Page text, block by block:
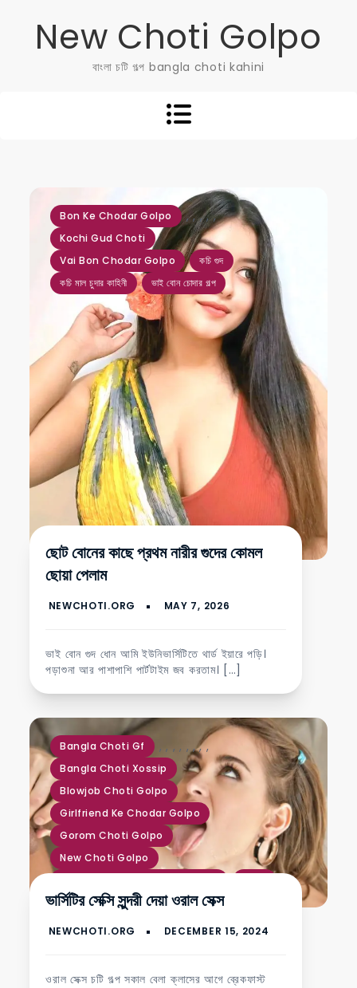
New Choti Golpo
বাংলা চটি গল্প bangla choti kahini
Bon Ke Chodar Golpo ,
Kochi Gud Choti
,
Vai Bon Chodar Golpo
,
কচি গুদ
,
কচি মাল চুদার কাহিনী
,
ভাই বোন চোদার গল্প
ছোট বোনের কাছে প্রথম নারীর গুদের কোমল
ছোয়া পেলাম
ভাই বোন গুদ ধোন আমি ইউনিভার্সিটিতে থার্ড ইয়ারে পড়ি।
পড়াশুনা আর পাশাপাশি পার্টটাইম জব করতাম। […]
Bangla Choti Gf ,
Bangla Choti Xossip
,
Blowjob Choti Golpo
,
Girlfriend Ke Chodar Golpo
,
Gorom Choti Golpo
,
New Choti Golpo
,,,
টাইট গুদ চুদার গল্প
ভার্সিটির সেক্সি সুন্দরী দেয়া ওরাল সেক্স
ওরাল সেক্স চটি গল্প সকাল বেলা ক্লাসের আগে ব্রেকফাস্ট